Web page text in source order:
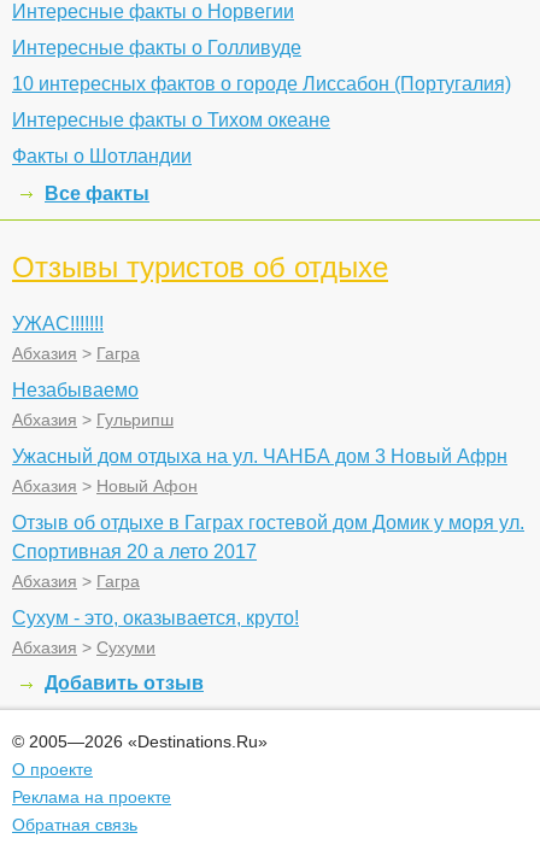
Интересные факты о Норвегии
Интересные факты о Голливуде
10 интересных фактов о городе Лиссабон (Португалия)
Интересные факты о Тихом океане
Факты о Шотландии
Все факты
Отзывы туристов об отдыхе
УЖАС!!!!!!!
Абхазия > Гагра
Незабываемо
Абхазия > Гульрипш
Ужасный дом отдыха на ул. ЧАНБА дом 3 Новый Афрн
Абхазия > Новый Афон
Отзыв об отдыхе в Гаграх гостевой дом Домик у моря ул.
Спортивная 20 а лето 2017
Абхазия > Гагра
Сухум - это, оказывается, круто!
Абхазия > Сухуми
Добавить отзыв
© 2005—2026 «Destinations.Ru»
О проекте
Реклама на проекте
Обратная связь